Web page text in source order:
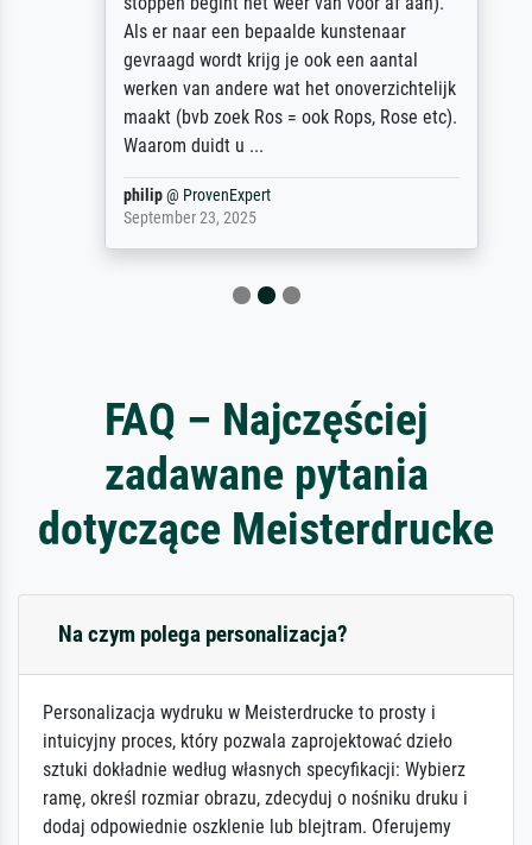
Als er naar een bepaalde kunstenaar
gevraagd wordt krijg je ook een aantal
werken van andere wat het onoverzichtelijk
maakt (bvb zoek Ros = ook Rops, Rose etc).
Waarom duidt u ...
philip@ProvenExpert
September 23, 2025
FAQ – Najczęściej
zadawane pytania
dotyczące Meisterdrucke
Na czym polega personalizacja?
Personalizacja wydruku w Meisterdrucke to prosty i
intuicyjny proces, który pozwala zaprojektować dzieło
sztuki dokładnie według własnych specyfikacji: Wybierz
ramę, określ rozmiar obrazu, zdecyduj o nośniku druku i
dodaj odpowiednie oszklenie lub blejtram. Oferujemy